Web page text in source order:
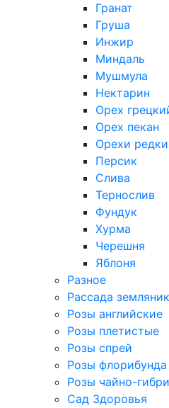
Гранат
Груша
Инжир
Миндаль
Мушмула
Нектарин
Орех
Орех пекан
Орехи
Персик
Слива
Тернослив
Фундук
Хурма
Черешня
Яблоня
Разное
Рассада
Розы английские
Розы плетистые
Розы спрей
Розы флорибунда
Розы чайно-
Сад Здоровья